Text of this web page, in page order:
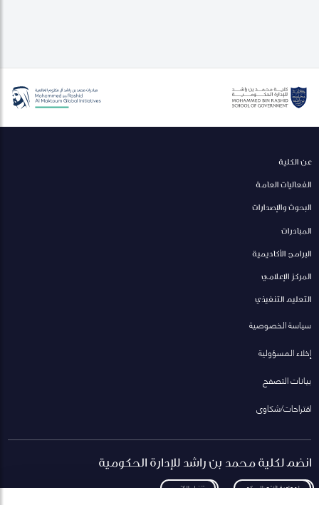
عن الكلية
الفعاليات العامة
البحوث والإصدارات
المبادرات
البرامج الأكاديمية
المركز الإعلامي
التعليم التنفيذي
سياسة الخصوصية
إخلاء المسؤولية
بيانات التصفح
اقتراحات/شكاوى
انضم لكلية محمد بن راشد للإدارة الحكومية
لمعاودة الاتصال بكم تنزيل الكتيب